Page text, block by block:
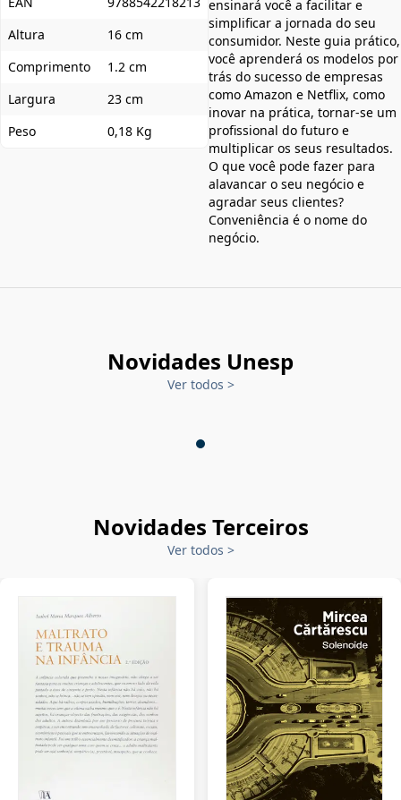
Altura
16 cm
Comprimento
1.2 cm
Largura
23 cm
Peso
0,18 Kg
ensinará você a facilitar e
simplificar a jornada do seu
consumidor. Neste guia prático,
você aprenderá os modelos por
trás do sucesso de empresas
como Amazon e Netflix, como
inovar na prática, tornar-se um
profissional do futuro e
multiplicar os seus resultados.
O que você pode fazer para
alavancar o seu negócio e
agradar seus clientes?
Conveniência é o nome do
negócio.
Novidades Unesp
Ver todos >
Novidades Terceiros
Ver todos >